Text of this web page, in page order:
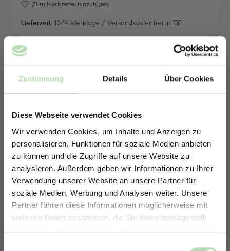
Zustimmung Details Über Cookies
Diese Webseite verwendet Cookies
Wir verwenden Cookies, um Inhalte und Anzeigen zu
personalisieren, Funktionen für soziale Medien anbieten
zu können und die Zugriffe auf unsere Website zu
analysieren. Außerdem geben wir Informationen zu Ihrer
Verwendung unserer Website an unsere Partner für
soziale Medien, Werbung und Analysen weiter. Unsere
Partner führen diese Informationen möglicherweise mit
weiteren Daten zusammen, die Sie ihnen bereitgestellt
haben oder die sie im Rahmen Ihrer Nutzung der Dienste
Zum Merkzettel hinzufügen
Lieferzeit: 10-14 Werktage / Versandkostenfrei in DE
ERHALTE 5% RABATT AUF
DEINE RÜCKWÄNDE